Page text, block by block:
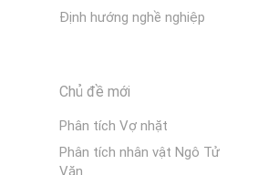
Định hướng nghề nghiệp
Chủ đề mới
Phân tích Vợ nhặt
Phân tích nhân vật Ngô Tử
Văn